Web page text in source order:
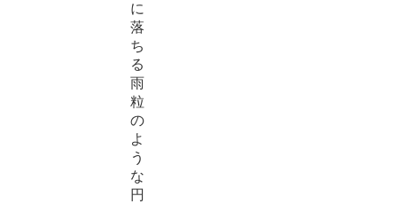
に
落
ち
る
雨
粒
の
よ
う
な
円